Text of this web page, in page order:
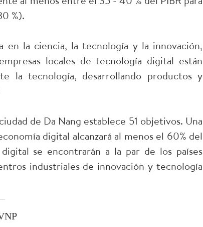
%).
en la ciencia, la tecnología y la innovación,
locales de tecnología digital están
la tecnología, desarrollando productos y
de Da Nang establece 51 objetivos. Una
digital alcanzará al menos el 60% del
se encontrarán a la par de los países
industriales de innovación y tecnología